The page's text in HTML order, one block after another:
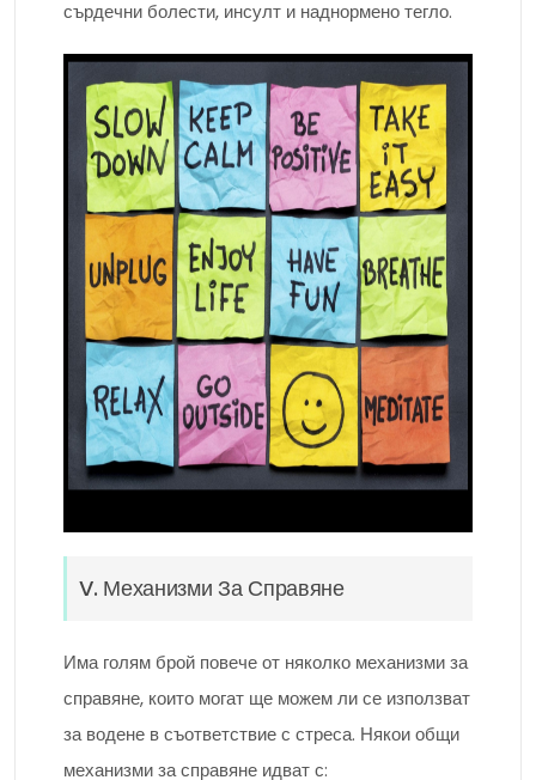
сърдечни болести, инсулт и наднормено тегло.
V. Механизми За Справяне
Има голям брой повече от няколко механизми за
справяне, които могат ще можем ли се използват
за водене в съответствие с стреса. Някои общи
механизми за справяне идват с: